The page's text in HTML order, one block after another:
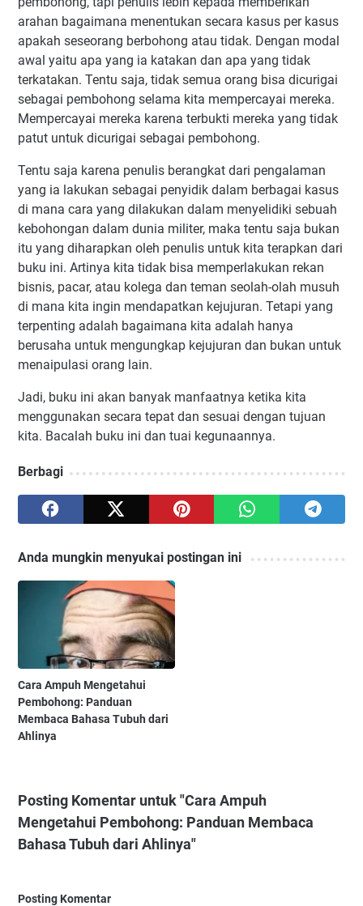
arahan bagaimana menentukan secara kasus per kasus
apakah seseorang berbohong atau tidak. Dengan modal
awal yaitu apa yang ia katakan dan apa yang tidak
terkatakan. Tentu saja, tidak semua orang bisa dicurigai
sebagai pembohong selama kita mempercayai mereka.
Mempercayai mereka karena terbukti mereka yang tidak
patut untuk dicurigai sebagai pembohong.
Tentu saja karena penulis berangkat dari pengalaman
yang ia lakukan sebagai penyidik dalam berbagai kasus
di mana cara yang dilakukan dalam menyelidiki sebuah
kebohongan dalam dunia militer, maka tentu saja bukan
itu yang diharapkan oleh penulis untuk kita terapkan dari
buku ini. Artinya kita tidak bisa memperlakukan rekan
bisnis, pacar, atau kolega dan teman seolah-olah musuh
di mana kita ingin mendapatkan kejujuran. Tetapi yang
terpenting adalah bagaimana kita adalah hanya
berusaha untuk mengungkap kejujuran dan bukan untuk
menaipulasi orang lain.
Jadi, buku ini akan banyak manfaatnya ketika kita
menggunakan secara tepat dan sesuai dengan tujuan
kita. Bacalah buku ini dan tuai kegunaannya.
Berbagi
Anda mungkin menyukai postingan ini
Cara Ampuh Mengetahui
Pembohong: Panduan
Membaca Bahasa Tubuh dari
Ahlinya
Posting Komentar untuk "Cara Ampuh
Mengetahui Pembohong: Panduan Membaca
Bahasa Tubuh dari Ahlinya"
Posting Komentar